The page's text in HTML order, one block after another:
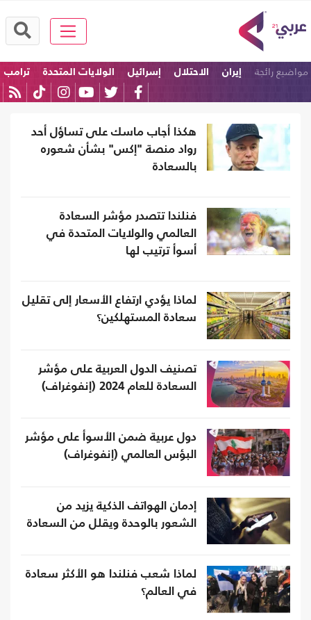
مواضيع رائجة إيران الاحتلال إسرائيل الولايات المتحدة
ترامب
هكذا أجاب ماسك على تساؤل أحد
رواد منصة "إكس" بشأن شعوره
بالسعادة
فنلندا تتصدر مؤشر السعادة
العالمي والولايات المتحدة في
أسوأ ترتيب لها
لماذا يؤدي ارتفاع الأسعار إلى تقليل
سعادة المستهلكين؟
تصنيف الدول العربية على مؤشر
السعادة للعام 2024 (إنفوغراف)
دول عربية ضمن الأسوأ على مؤشر
البؤس العالمي (إنفوغراف)
إدمان الهواتف الذكية يزيد من
الشعور بالوحدة ويقلل من السعادة
لماذا شعب فنلندا هو الأكثر سعادة
في العالم؟